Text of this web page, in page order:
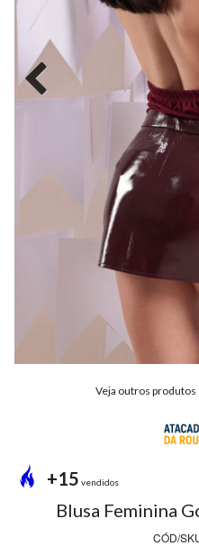
FITNESS
MODA
GRIFE
MODA
INTIMA
MODA
PREÇO
ÚNICO
Veja outros produtos
+15 vendidos
Blusa Feminina
CÓD/